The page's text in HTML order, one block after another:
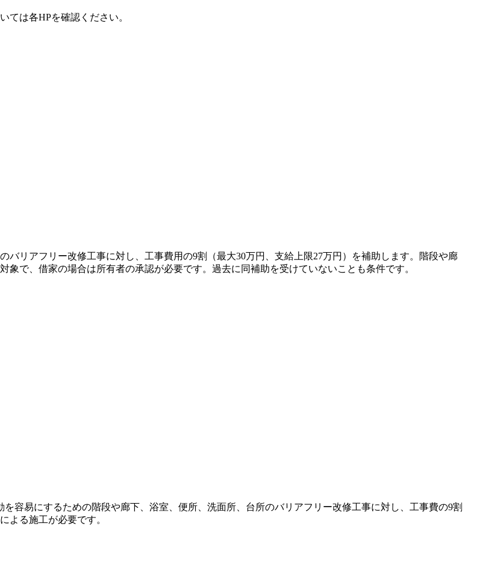
ては各HPを確認ください。
リアフリー改修工事に対し、工事費用の9割（最大30万円、支給上限27万円）を補助します。階段や廊
で、借家の場合は所有者の承認が必要です。過去に同補助を受けていないことも条件です。
容易にするための階段や廊下、浴室、便所、洗面所、台所のバリアフリー改修工事に対し、工事費の9割
よる施工が必要です。